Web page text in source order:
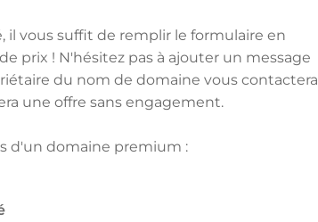
il vous suffit de remplir le formulaire en
prix ! N'hésitez pas à ajouter un message
du nom de domaine vous contactera
une offre sans engagement.
d'un domaine premium :